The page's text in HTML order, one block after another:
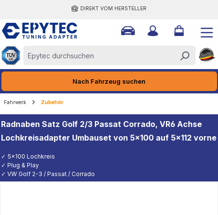
DIREKT VOM HERSTELLER
Nach Fahrzeug suchen
Fahrwerk Zubehör
Radnaben Satz Golf 2/3 Passat Corrado, VR6 Achse
Lochkreisadapter Umbauset von 5x100 auf 5x112 vorne
✓ 5x100 Lochkreis
✓ Plug & Play
✓ VW Golf 2-3 / Passat / Corrado